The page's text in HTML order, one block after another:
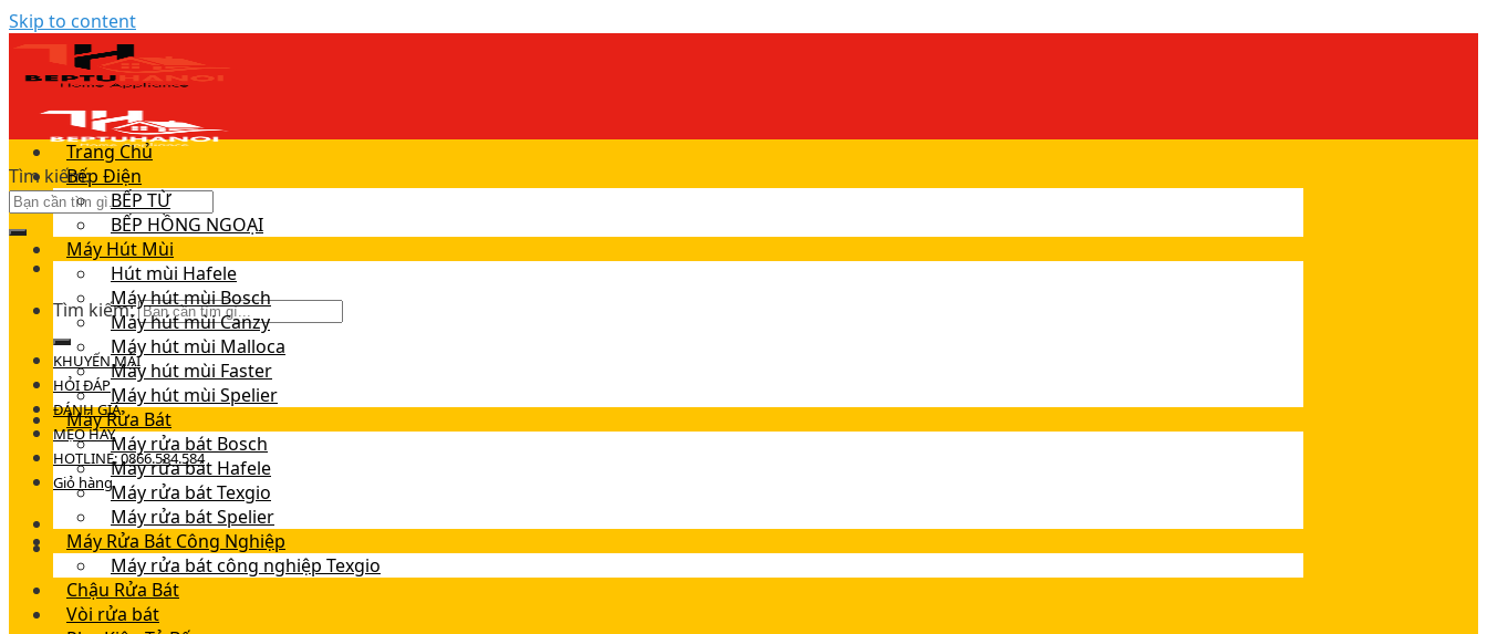
Skip to content
Tìm kiếm:
Tìm kiếm:
KHUYẾN MÃI
HỎI ĐÁP
ĐÁNH GIÁ
MẸO HAY
HOTLINE: 0866.584.584
Giỏ hàng
Trang Chủ
Bếp Điện
BẾP TỪ
BẾP HỒNG NGOẠI
Máy Hút Mùi
Hút mùi Hafele
Máy hút mùi Bosch
Máy hút mùi Canzy
Máy hút mùi Malloca
Máy hút mùi Faster
Máy hút mùi Spelier
Máy Rửa Bát
Máy rửa bát Bosch
Máy rửa bát Hafele
Máy rửa bát Texgio
Máy rửa bát Spelier
Máy Rửa Bát Công Nghiệp
Máy rửa bát công nghiệp Texgio
Chậu Rửa Bát
Vòi rửa bát